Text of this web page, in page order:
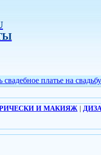
свадебное платье на
И МАКИЯЖ